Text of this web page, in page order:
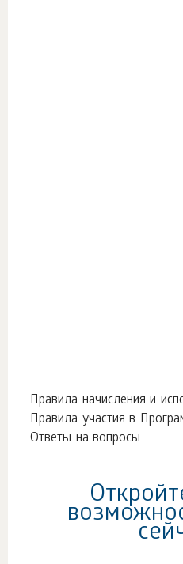
Правила начисления и
Правила участия в
Ответы на вопросы